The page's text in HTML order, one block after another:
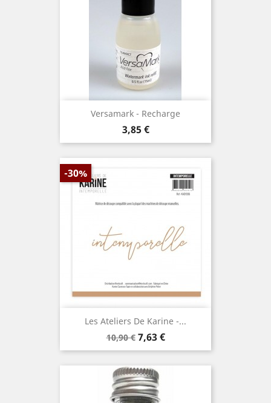
Versamark - Recharge
Prix
3,85 €
Les Ateliers De Karine -...
Prix
de
10,90 € Prix
7,63 €
-30%